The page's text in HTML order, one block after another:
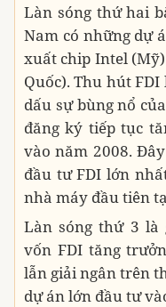
Làn sóng thứ hai
Nam có những dự
xuất chip Intel
Quốc). Thu hút
dấu sự bùng nổ
đăng ký tiếp tục
vào năm 2008.
đầu tư FDI lớn
nhà máy đầu tiên
Làn sóng thứ 3 là
vốn FDI tăng
lẫn giải ngân trên
dự án lớn đầu tư